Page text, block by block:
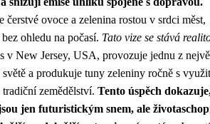
čerstvé ovoce a zelenina rostou v srdci měst,
ohledu na počasí. Tato vize se stává
v New Jersey, USA, provozuje jednu z
a produkuje tuny zeleniny ročně s
zemědělství. Tento úspěch
jen futuristickým snem, ale